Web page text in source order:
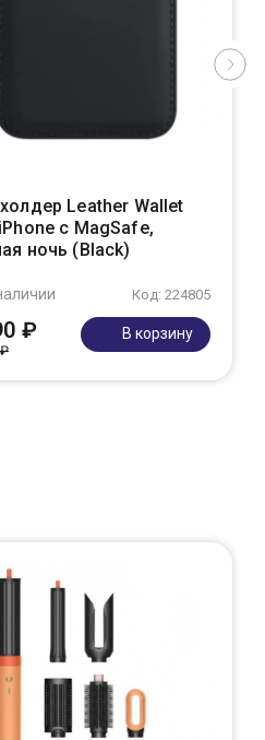
Leather Wallet
с MagSafe,
ночь (Black)
Код: 224805
₽ В корзину